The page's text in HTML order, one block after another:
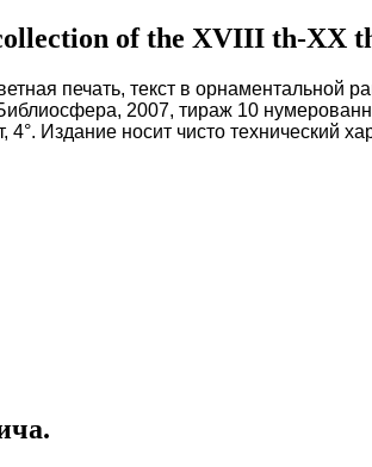
of the XVIII th-XX
печать, текст в орнаментальной
2007, тираж 10
Издание носит чисто технический